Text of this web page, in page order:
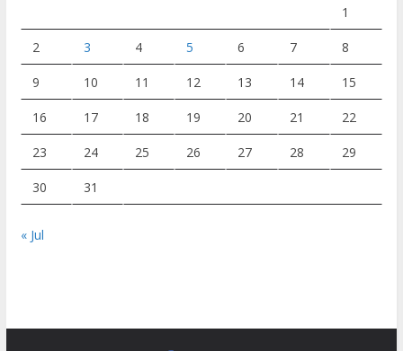
1
2 3 4 5 6 7 8
9 10 11 12 13 14 15
16 17 18 19 20 21 22
23 24 25 26 27 28 29
30 31
« Jul